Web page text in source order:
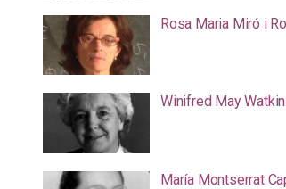
Rosa Maria Miró i
Winifred May
María Montserrat